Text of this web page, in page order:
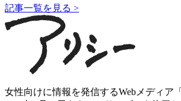
記事一覧を見る >
女性向けに情報を発信するWebメディア